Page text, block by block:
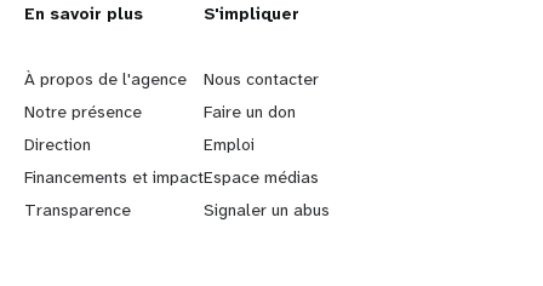
L
e
a
r
n
En savoir plus
À propos de l'agence
Notre présence
Direction
Financements et impact
Transparence
G
o
b
e
y
S'impliquer
Nous contacter
Faire un don
Emploi
Espace médias
Signaler un abus